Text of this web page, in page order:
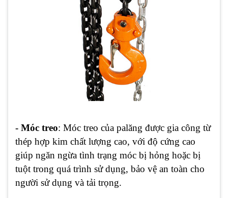
- Móc treo: Móc treo của palăng được gia công từ
thép hợp kim chất lượng cao, với độ cứng cao
giúp ngăn ngừa tình trạng móc bị hỏng hoặc bị
tuột trong quá trình sử dụng, bảo vệ an toàn cho
người sử dụng và tải trọng.